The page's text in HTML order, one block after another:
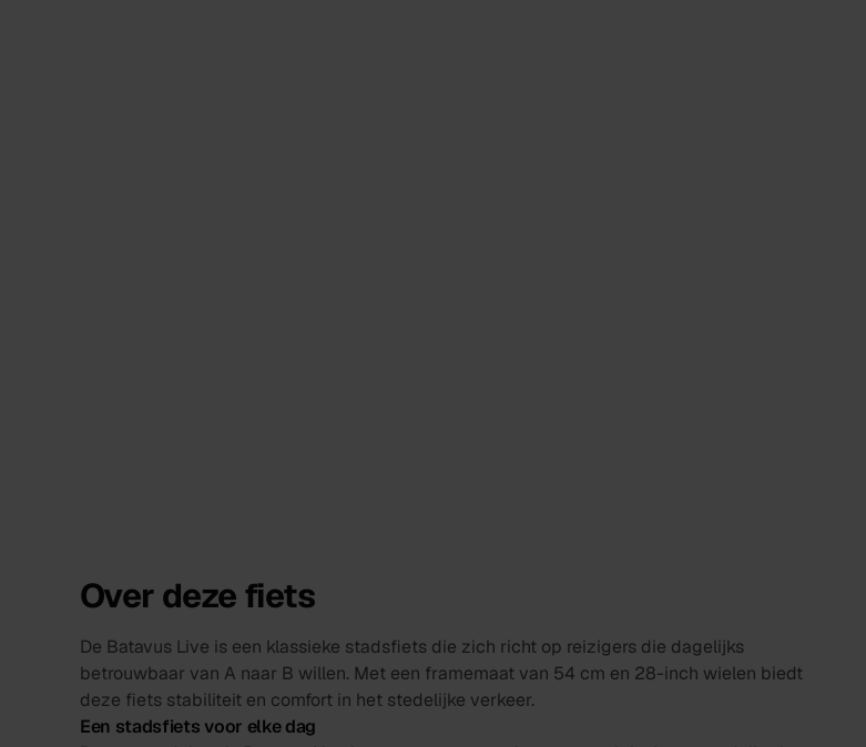
Over deze fiets
De Batavus Live is een klassieke stadsfiets die zich richt op reizigers die dagelijks
betrouwbaar van A naar B willen. Met een framemaat van 54 cm en 28-inch wielen biedt
deze fiets stabiliteit en comfort in het stedelijke verkeer.
Een stadsfiets voor elke dag